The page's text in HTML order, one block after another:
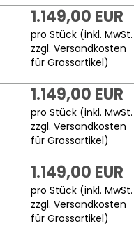
1.149,00 EUR
pro Stück (inkl. MwSt.
zzgl.Versandkosten
für Grossartikel)
1.149,00 EUR
pro Stück (inkl. MwSt.
zzgl.Versandkosten
für Grossartikel)
1.149,00 EUR
pro Stück (inkl. MwSt.
zzgl.Versandkosten
für Grossartikel)